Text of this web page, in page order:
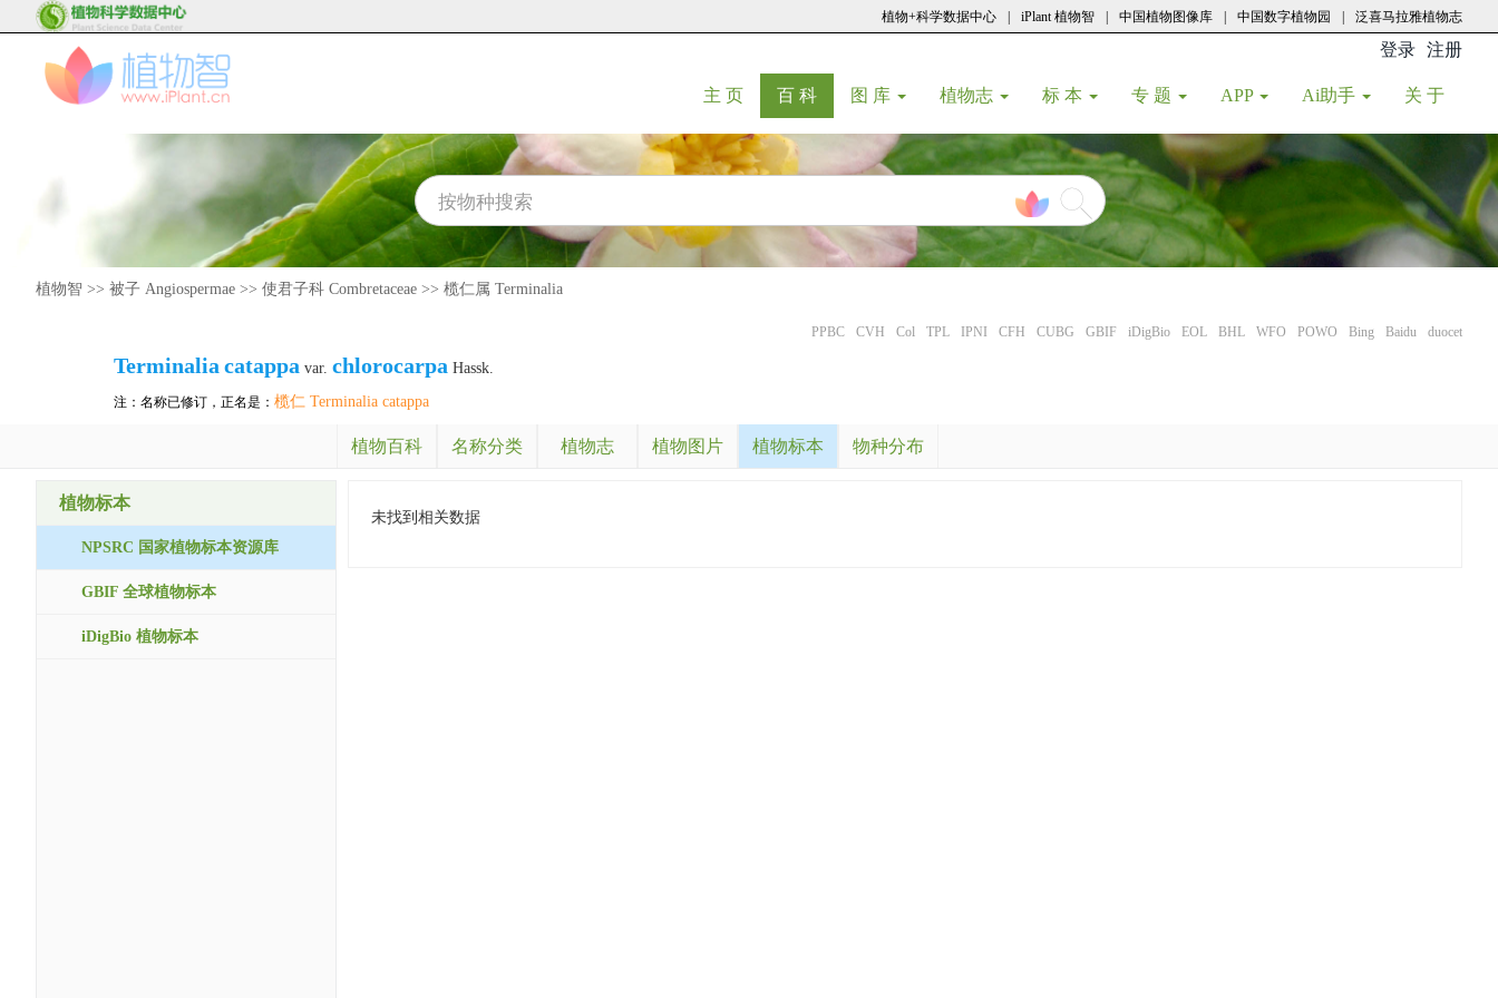
植物+科学数据中心 iPlant 植物智 中国植物图像库 中国数字植物园 泛喜马拉雅植物志
登录 注册
主 页(current)
百 科(current)
图 库 植物志 标 本 专 题 APP Ai助手 关 于
植物智 >> 被子 Angiospermae >> 使君子科 Combretaceae >> 榄仁属 Terminalia
PPBC CVH Col TPL IPNI CFH CUBG GBIF iDigBio EOL BHL WFO POWO Bing Baidu duocet
Terminalia catappa var. chlorocarpa Hassk.
注：名称已修订，正名是： 榄仁 Terminalia catappa
植物百科 名称分类 植物志 植物图片 植物标本 物种分布
植物标本
NPSRC 国家植物标本资源库
GBIF 全球植物标本
iDigBio 植物标本
未找到相关数据